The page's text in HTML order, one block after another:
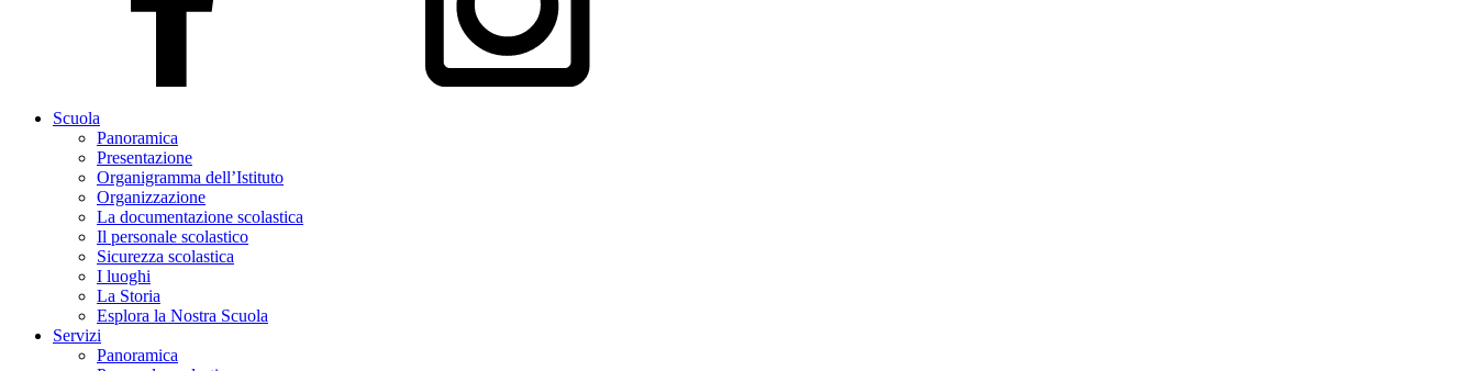
Scuola
Panoramica
Presentazione
Organigramma dell’Istituto
Organizzazione
La documentazione scolastica
Il personale scolastico
Sicurezza scolastica
I luoghi
La Storia
Esplora la Nostra Scuola
Servizi
Panoramica